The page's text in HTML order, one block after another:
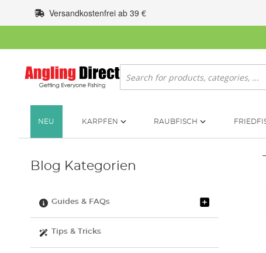
Inhalt
springen
Versandkostenfrei ab 39 €
Suche
NEU KARPFEN RAUBFISCH
Blog Kategorien
Guides & FAQs
Tips & Tricks